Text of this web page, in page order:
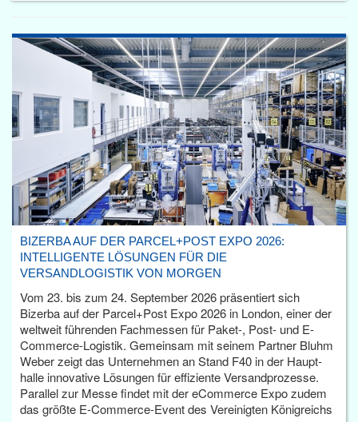
BIZERBA AUF DER PARCEL+POST EXPO 2026:
INTELLIGENTE LÖSUNGEN FÜR DIE
VERSANDLOGISTIK VON MORGEN
Vom 23. bis zum 24. September 2026 präsentiert sich
Bizerba auf der Parcel+Post Expo 2026 in London, einer der
weltweit führenden Fachmessen für Paket-, Post- und E-
Commerce-Logistik. Gemeinsam mit seinem Partner Bluhm
Weber zeigt das Unternehmen an Stand F40 in der Haupt­
halle innovative Lösungen für effiziente Versandprozesse.
Parallel zur Messe findet mit der eCommerce Expo zudem
das größte E-Commerce-Event des Vereinigten Königreichs